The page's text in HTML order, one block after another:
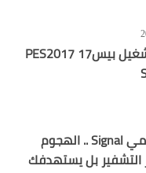
تحميل ملف تشغيل بيس17 PES2017
تحذير لمستخدمي Signal .. الهجوم
بل يستهدفك